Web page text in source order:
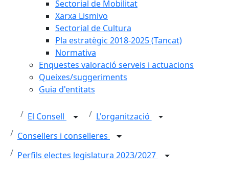
Sectorial de Mobilitat
Xarxa Lismivo
Sectorial de Cultura
Pla estratègic 2018-2025 (Tancat)
Normativa
Enquestes valoració serveis i actuacions
Queixes/suggeriments
Guia d'entitats
El Consell
L'organització
Consellers i conselleres
Perfils electes legislatura 2023/2027